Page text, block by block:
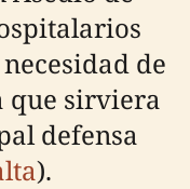
de
que sirviera
defensa
).